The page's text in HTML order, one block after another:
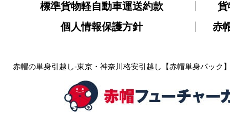
標準貨物軽自動車運送約款
貨
個人情報保護方針
赤
赤帽の単身引越し-東京・神奈川格安引越し【赤帽単身パック